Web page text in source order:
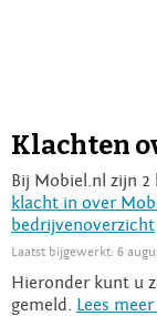
Login
Klachten
Bij Mobiel.nl zijn 2
klacht in over
bedrijvenoverzicht
Laatst bijgewerkt: 6
Hieronder kunt u
gemeld. Lees meer